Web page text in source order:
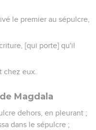
le premier au sépulcre,
[qui porte] qu'il
chez eux.
Magdala
dehors, en pleurant ;
dans le sépulcre ;